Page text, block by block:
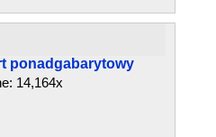
ponadgabarytowy
14,164x